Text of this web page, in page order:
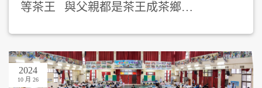
等茶王 與父親都是茶王成茶鄉…
2024
10 月 26